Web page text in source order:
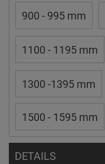
900 - 995 mm
1100 - 1195 mm
1300 -1395 mm
1500 - 1595 mm
DETAILS